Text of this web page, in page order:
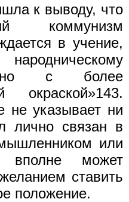
к выводу, что
коммунизм
в учение,
но с более
окраской»143.
не указывает ни
лично связан в
или
может
ставить
положение.